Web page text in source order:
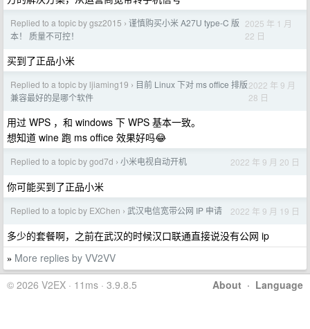
Replied to a topic by gsz2015 › 谨慎购买小米 A27U type-C 版
本！ 质量不可控！
2025 年 1 月
22 日
买到了正品小米
Replied to a topic by ljiaming19 › 目前 Linux 下对 ms office 排版
兼容最好的是哪个软件
2022 年 9 月
28 日
用过 WPS ，和 windows 下 WPS 基本一致。
想知道 wine 跑 ms office 效果好吗😂
Replied to a topic by god7d › 小米电视自动开机 2022 年 9 月 20 日
你可能买到了正品小米
Replied to a topic by EXChen › 武汉电信宽带公网 IP 申请 2022 年 9 月 19 日
多少的套餐啊，之前在武汉的时候汉口联通直接说没有公网 ip
» More replies by VV2VV
About · Language
© 2026 V2EX · 11ms · 3.9.8.5